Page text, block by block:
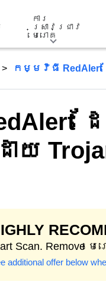
ការ
ស្រាវជ្រាវ
មេរោគ
កម្មវិធី RedAlert
យ
Scan. Remove មេ
additional offer below